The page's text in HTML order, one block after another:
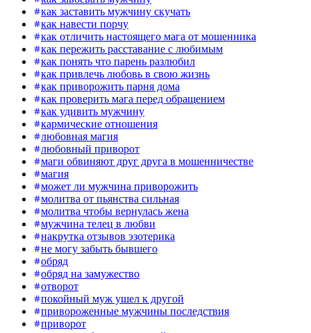
как заставить мужчину скучать
как навести порчу
как отличить настоящего мага от мошенника
как пережить расставание с любимым
как понять что парень разлюбил
как привлечь любовь в свою жизнь
как приворожить парня дома
как проверить мага перед обращением
как удивить мужчину
кармические отношения
любовная магия
любовный приворот
маги обвиняют друг друга в мошенничестве
магия
может ли мужчина приворожить
молитва от пьянства сильная
молитва чтобы вернулась жена
мужчина телец в любви
накрутка отзывов эзотерика
не могу забыть бывшего
обряд
обряд на замужество
отворот
покойный муж ушел к другой
привороженные мужчины последствия
приворот